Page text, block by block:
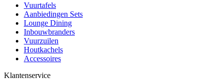
Vuurtafels
Aanbiedingen Sets
Lounge Dining
Inbouwbranders
Vuurzuilen
Houtkachels
Accessoires
Klantenservice